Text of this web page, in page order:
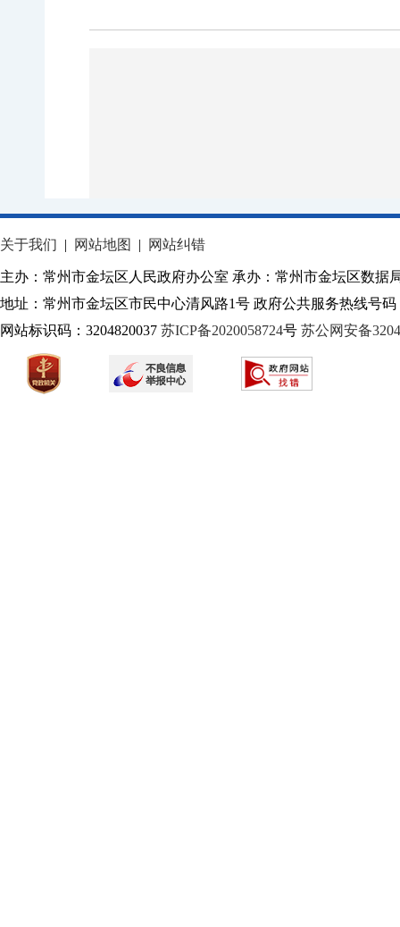
关于我们 | 网站地图 | 网站纠错
主办：常州市金坛区人民政府办公室 承办：常州市金坛区数据
地址：常州市金坛区市民中心清风路1号 政府公共服务热线号码
网站标识码：3204820037 苏ICP备2020058724号 苏公网安备